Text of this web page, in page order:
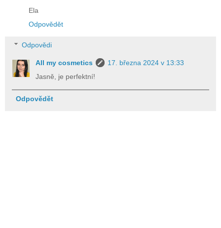
Ela
Odpovědět
Odpovědi
All my cosmetics
17. března 2024 v 13:33
Jasně, je perfektní!
Odpovědět